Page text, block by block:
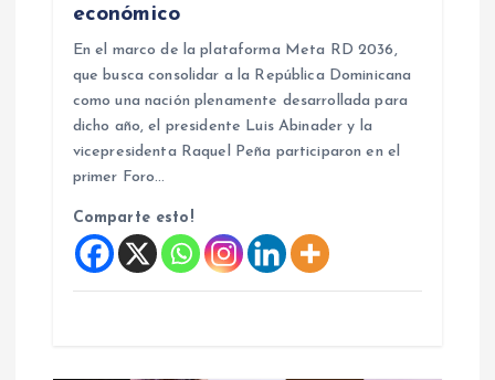
económico
En el marco de la plataforma Meta RD 2036,
que busca consolidar a la República Dominicana
como una nación plenamente desarrollada para
dicho año, el presidente Luis Abinader y la
vicepresidenta Raquel Peña participaron en el
primer Foro…
Comparte esto!